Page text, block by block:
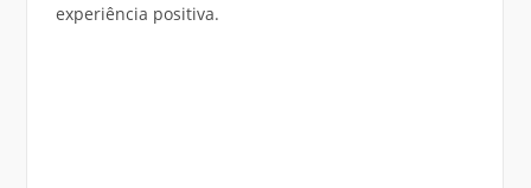
experiência positiva.